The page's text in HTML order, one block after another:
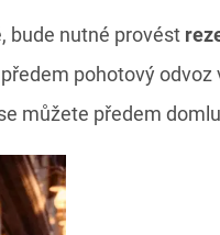
bude nutné provést
pohotový odvoz
můžete předem